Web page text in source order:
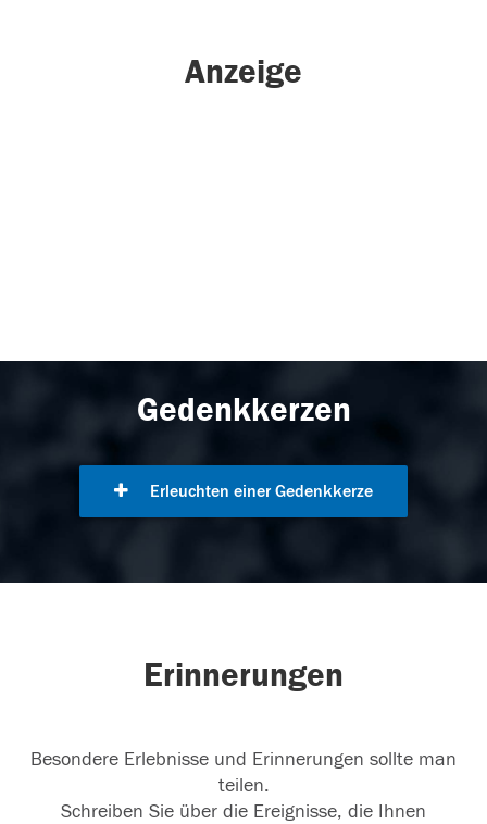
Anzeige
Gedenkkerzen
Erleuchten einer Gedenkkerze
Erinnerungen
Besondere Erlebnisse und Erinnerungen sollte man
teilen.
Schreiben Sie über die Ereignisse, die Ihnen